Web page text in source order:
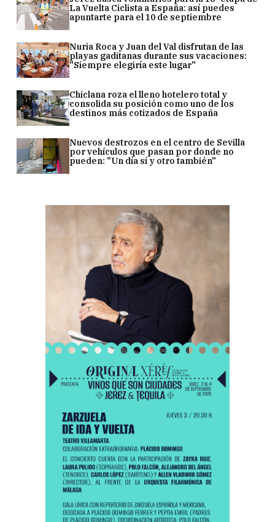
La Vuelta Ciclista a España: así puedes
apuntarte para el 10 de septiembre
Nuria Roca y Juan del Val disfrutan de las
playas gaditanas durante sus vacaciones:
"Siempre elegiría este lugar"
Chiclana roza el lleno hotelero total y
consolida su posición como uno de los
destinos más cotizados de España
Nuevos destrozos en el centro de Sevilla
por vehículos que pasan por donde no
pueden: "Un día sí y otro también"